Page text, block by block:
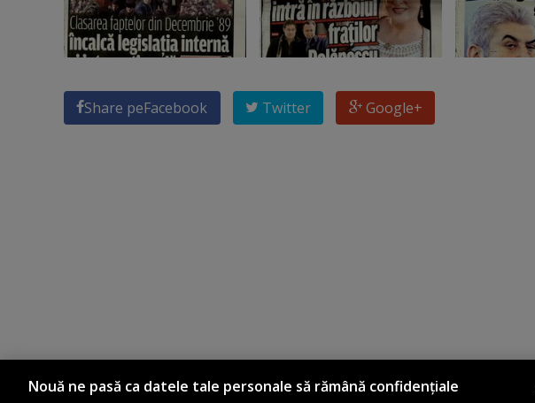
Share peFacebook Twitter Google+
Nouă ne pasă ca datele tale personale să rămână confidențiale